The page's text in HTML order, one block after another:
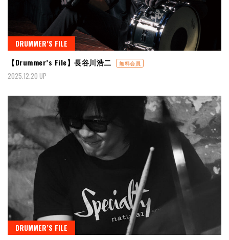
DRUMMER’S FILE
【Drummer’s File】長谷川浩二
無料会員
2025.12.20 UP
DRUMMER’S FILE